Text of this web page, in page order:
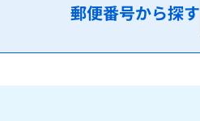
郵便番号から探す